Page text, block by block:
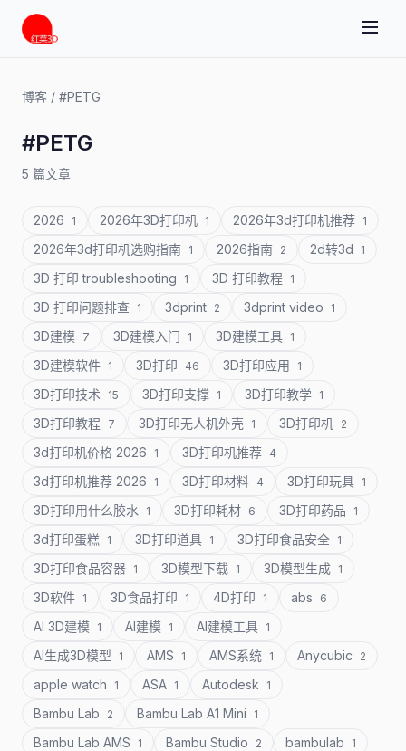
博客 / #PETG
#PETG
5 篇文章
2026 1 2026年3D打印机 1 2026年3d打印机推荐 1
2026年3d打印机选购指南 1 2026指南 2 2d转3d 1
3D 打印 troubleshooting 1 3D 打印教程 1
3D 打印问题排查 1 3dprint 2 3dprint video 1
3D建模 7 3D建模入门 1 3D建模工具 1
3D建模软件 1 3D打印 46 3D打印应用 1
3D打印技术 15 3D打印支撑 1 3D打印教学 1
3D打印教程 7 3D打印无人机外壳 1 3D打印机 2
3d打印机价格 2026 1 3D打印机推荐 4
3d打印机推荐 2026 1 3D打印材料 4 3D打印玩具 1
3D打印用什么胶水 1 3D打印耗材 6 3D打印药品 1
3d打印蛋糕 1 3D打印道具 1 3D打印食品安全 1
3D打印食品容器 1 3D模型下载 1 3D模型生成 1
3D软件 1 3D食品打印 1 4D打印 1 abs 6
AI 3D建模 1 AI建模 1 AI建模工具 1
AI生成3D模型 1 AMS 1 AMS系统 1 Anycubic 2
apple watch 1 ASA 1 Autodesk 1
Bambu Lab 2 Bambu Lab A1 Mini 1
Bambu Lab AMS 1 Bambu Studio 2 bambulab 1